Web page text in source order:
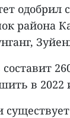
одобрил
района
в 2022